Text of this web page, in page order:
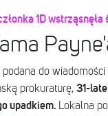
1D wstrząsnęła
do
prokuraturę, 31-
upadkiem. Lokalna